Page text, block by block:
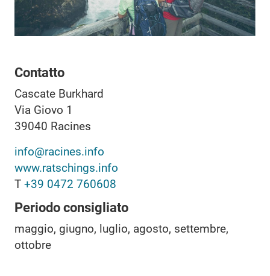
Contatto
Cascate Burkhard
Via Giovo 1
39040 Racines
info@racines.info
www.ratschings.info
T +39 0472 760608
Periodo consigliato
maggio, giugno, luglio, agosto, settembre,
ottobre